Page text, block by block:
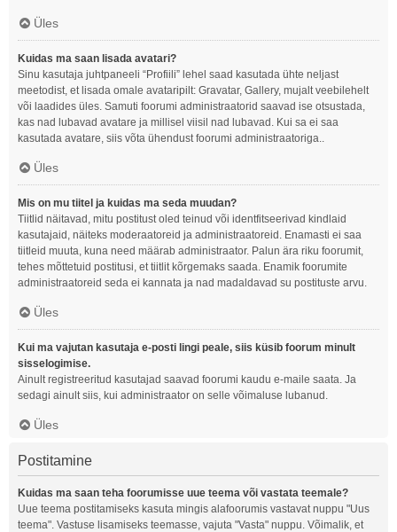
Üles
Kuidas ma saan lisada avatari?
Sinu kasutaja juhtpaneeli “Profiili” lehel saad kasutada ühte neljast
meetodist, et lisada omale avataripilt: Gravatar, Gallery, mujalt veebilehelt
või laadides üles. Samuti foorumi administraatorid saavad ise otsustada,
kas nad lubavad avatare ja millisel viisil nad lubavad. Kui sa ei saa
kasutada avatare, siis võta ühendust foorumi administraatoriga..
Üles
Mis on mu tiitel ja kuidas ma seda muudan?
Tiitlid näitavad, mitu postitust oled teinud või identfitseerivad kindlaid
kasutajaid, näiteks moderaatoreid ja administraatoreid. Enamasti ei saa
tiitleid muuta, kuna need määrab administraator. Palun ära riku foorumit,
tehes mõttetuid postitusi, et tiitlit kõrgemaks saada. Enamik foorumite
administraatoreid seda ei kannata ja nad madaldavad su postituste arvu.
Üles
Kui ma vajutan kasutaja e-posti lingi peale, siis küsib foorum minult
sisselogimise.
Ainult registreeritud kasutajad saavad foorumi kaudu e-maile saata. Ja
sedagi ainult siis, kui administraator on selle võimaluse lubanud.
Üles
Postitamine
Kuidas ma saan teha foorumisse uue teema või vastata teemale?
Uue teema postitamiseks kasuta mingis alafoorumis vastavat nuppu "Uus
teema". Vastuse lisamiseks teemasse, vajuta "Vasta" nuppu. Võimalik, et